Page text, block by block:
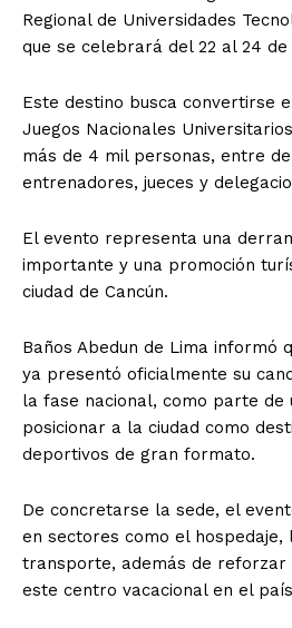
Regional de Universidades
que se celebrará del 22 al 24
Este destino busca convertirse
Juegos Nacionales
más de 4 mil personas, entre
entrenadores, jueces y
El evento representa una
importante y una promoción
ciudad de Cancún.
Baños Abedun de Lima informó
ya presentó oficialmente su
la fase nacional, como parte de
posicionar a la ciudad como
deportivos de gran formato.
De concretarse la sede, el
en sectores como el hospedaje,
transporte, además de reforzar
este centro vacacional en el